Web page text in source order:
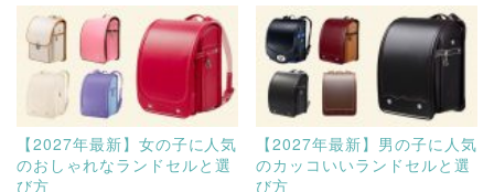
【2027年最新】女の子に人気
のおしゃれなランドセルと選
び方
【2027年最新】男の子に人気
のカッコいいランドセルと選
び方